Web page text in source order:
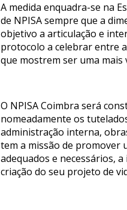
A medida enquadra-se na
de NPISA sempre que a
objetivo a articulação e
protocolo a celebrar entre
que mostrem ser uma
O NPISA Coimbra será
nomeadamente os
administração interna,
tem a missão de promover
adequados e necessários,
criação do seu projeto de